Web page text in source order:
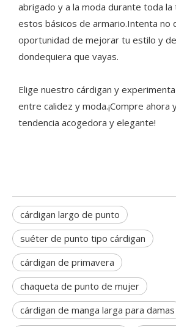
abrigado y a la moda durante toda
estos básicos de armario.Intenta no
oportunidad de mejorar tu estilo y
dondequiera que vayas.
Elige nuestro cárdigan y
entre calidez y moda.¡Compre ahora
tendencia acogedora y elegante!
cárdigan largo de punto
suéter de punto tipo cárdigan
cárdigan de primavera
chaqueta de punto de mujer
cárdigan de manga larga para damas